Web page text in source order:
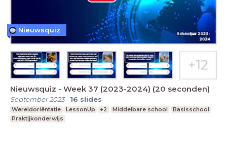
Nieuwsquiz - Week 37 (2023-2024) (20 seconden)
September 2023- 16 slides
Wereldoriëntatie LessonUp +2 Middelbare school
Basisschool
Praktijkonderwijs
Nieuwsquiz